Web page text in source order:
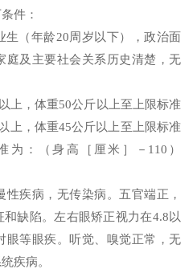
件：
生（年龄20周岁以下），政治面
庭及主要社会关系历史清楚，无
上，体重50公斤以上至上限标准
上，体重45公斤以上至上限标准
为：（身高［厘米］－110）
疾病，无传染病。五官端正，
缺陷。左右眼矫正视力在4.8以
眼等眼疾。听觉、嗅觉正常，无
疾病。